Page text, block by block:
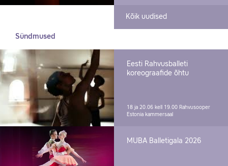
Kõik uudised
Sündmused
Eesti Rahvusballeti
koreograafide õhtu
18 ja 20.06 kell 19.00 Rahvusooper
Estonia kammersaal
MUBA Balletigala 2026